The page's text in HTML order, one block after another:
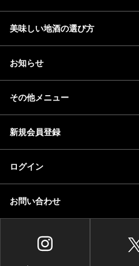
美味しい地酒の選び方
お知らせ
その他メニュー
新規会員登録
ログイン
お問い合わせ